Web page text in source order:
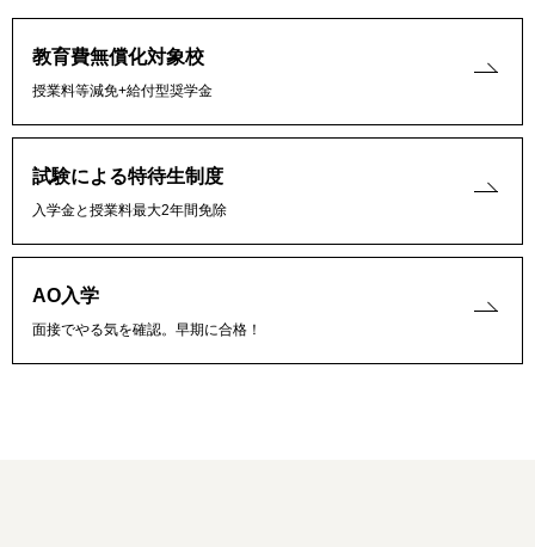
教育費無償化対象校
授業料等減免+給付型奨学金
試験による特待生制度
入学金と授業料最大2年間免除
AO入学
面接でやる気を確認。早期に合格！